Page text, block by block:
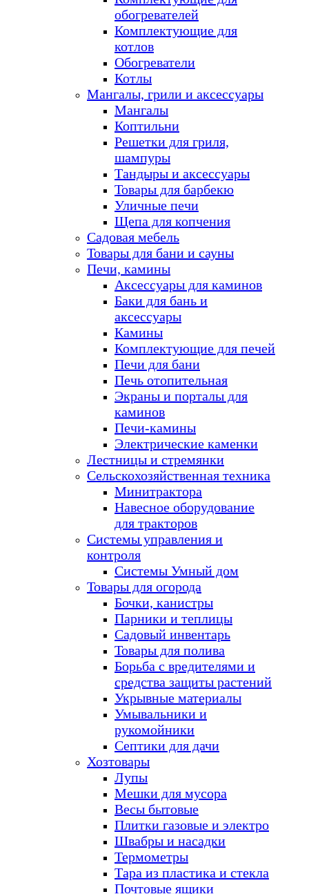
обогревателей
Комплектующие для
котлов
Обогреватели
Котлы
Мангалы, грили и аксессуары
Мангалы
Коптильни
Решетки для гриля,
шампуры
Тандыры и аксессуары
Товары для барбекю
Уличные печи
Щепа для копчения
Садовая мебель
Товары для бани и сауны
Печи, камины
Аксессуары для каминов
Баки для бань и
аксессуары
Камины
Комплектующие для печей
Печи для бани
Печь отопительная
Экраны и порталы для
каминов
Печи-камины
Электрические каменки
Лестницы и стремянки
Сельскохозяйственная техника
Минитрактора
Навесное оборудование
для тракторов
Системы управления и
контроля
Системы Умный дом
Товары для огорода
Бочки, канистры
Парники и теплицы
Садовый инвентарь
Товары для полива
Борьба с вредителями и
средства защиты растений
Укрывные материалы
Умывальники и
рукомойники
Септики для дачи
Хозтовары
Лупы
Мешки для мусора
Весы бытовые
Плитки газовые и электро
Швабры и насадки
Термометры
Тара из пластика и стекла
Почтовые ящики